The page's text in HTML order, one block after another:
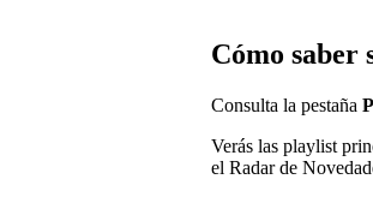
Cómo saber
Consulta la pestaña
Verás las playlist
el Radar de